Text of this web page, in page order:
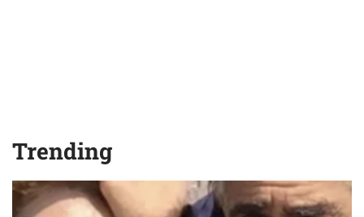
Trending